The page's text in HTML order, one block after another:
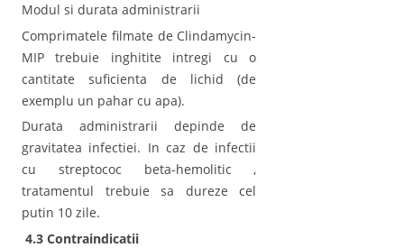
Modul si durata administrarii
Comprimatele filmate de Clindamycin-
MIP trebuie inghitite intregi cu o
cantitate suficienta de lichid (de
exemplu un pahar cu apa).
Durata administrarii depinde de
gravitatea infectiei. In caz de infectii
cu streptococ beta-hemolitic ,
tratamentul trebuie sa dureze cel
putin 10 zile.
4.3 Contraindicatii